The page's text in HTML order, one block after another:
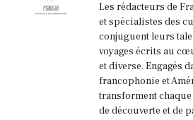
Les rédacteurs de
et spécialistes des
conjuguent leurs
voyages écrits au
et diverse. Engagés
francophonie et
transforment
de découverte et de